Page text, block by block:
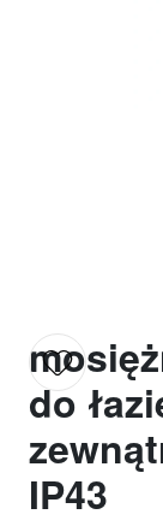
do
IP43